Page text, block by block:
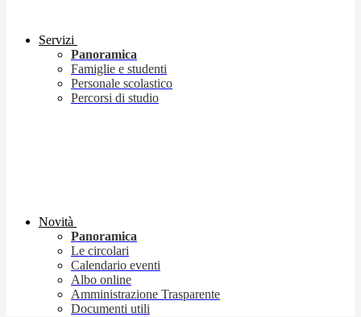
Servizi
Panoramica
Famiglie e studenti
Personale scolastico
Percorsi di studio
Novità
Panoramica
Le circolari
Calendario eventi
Albo online
Amministrazione Trasparente
Documenti utili